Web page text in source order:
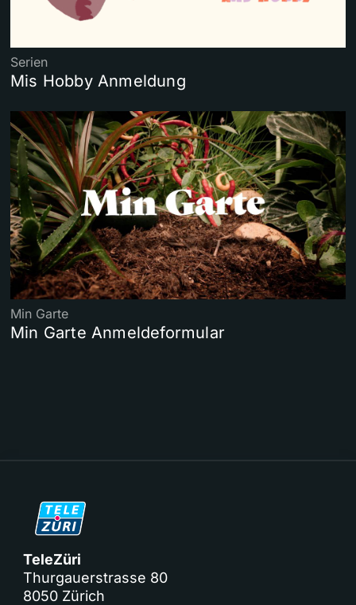
Serien
Mis Hobby Anmeldung
Min Garte
Min Garte Anmeldeformular
TeleZüri
Thurgauerstrasse 80
8050 Zürich